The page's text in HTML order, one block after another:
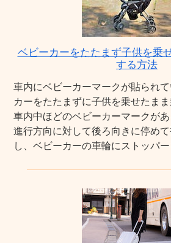
ベビーカーをたたまず子供を乗
する方法
車内にベビーカーマークが貼られ
カーをたたまずに子供を乗せたまま
車内中ほどのベビーカーマークが
進行方向に対して後ろ向きに停め
し、ベビーカーの車輪にストッパー